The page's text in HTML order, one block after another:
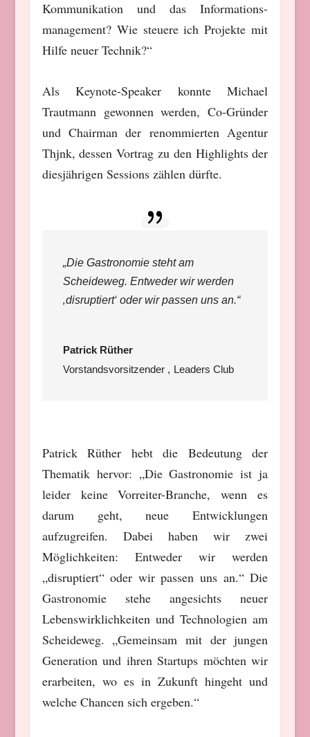
Kommunikation und das Informations-
management? Wie steuere ich Projekte mit
Hilfe neuer Technik?“
Als Keynote-Speaker konnte Michael
Trautmann gewonnen werden, Co-Gründer
und Chairman der renommierten Agentur
Thjnk, dessen Vortrag zu den Highlights der
diesjährigen Sessions zählen dürfte.
„Die Gastronomie steht am
Scheideweg. Entweder wir werden
‚disruptiert‘ oder wir passen uns an.“
Patrick Rüther
Vorstandsvorsitzender , Leaders Club
Patrick Rüther hebt die Bedeutung der
Thematik hervor: „Die Gastronomie ist ja
leider keine Vorreiter-Branche, wenn es
darum geht, neue Entwicklungen
aufzugreifen. Dabei haben wir zwei
Möglichkeiten: Entweder wir werden
„disruptiert“ oder wir passen uns an.“ Die
Gastronomie stehe angesichts neuer
Lebenswirklichkeiten und Technologien am
Scheideweg. „Gemeinsam mit der jungen
Generation und ihren Startups möchten wir
erarbeiten, wo es in Zukunft hingeht und
welche Chancen sich ergeben.“